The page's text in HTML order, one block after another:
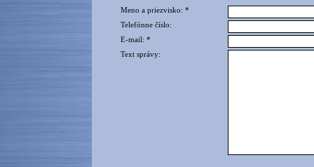
Meno a priezvisko: *
Telefónne číslo:
E-mail: *
Text správy: